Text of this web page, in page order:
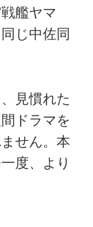
艦ヤマ
じ中佐同
見慣れた
ドラマを
せん。本
度、より